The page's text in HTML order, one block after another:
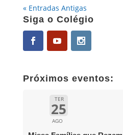
« Entradas Antigas
Siga o Colégio
Próximos eventos:
TER
25
AGO